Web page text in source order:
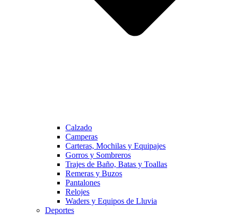
Calzado
Camperas
Carteras, Mochilas y Equipajes
Gorros y Sombreros
Trajes de Baño, Batas y Toallas
Remeras y Buzos
Pantalones
Relojes
Waders y Equipos de Lluvia
Deportes